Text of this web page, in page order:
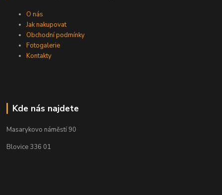
O nás
Jak nakupovat
Obchodní podmínky
Fotogalerie
Kontakty
Kde nás najdete
Masarykovo náměstí 90
Blovice 336 01